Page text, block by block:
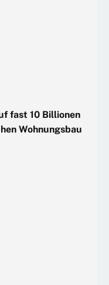
fast 10 Billionen
Wohnungsbau